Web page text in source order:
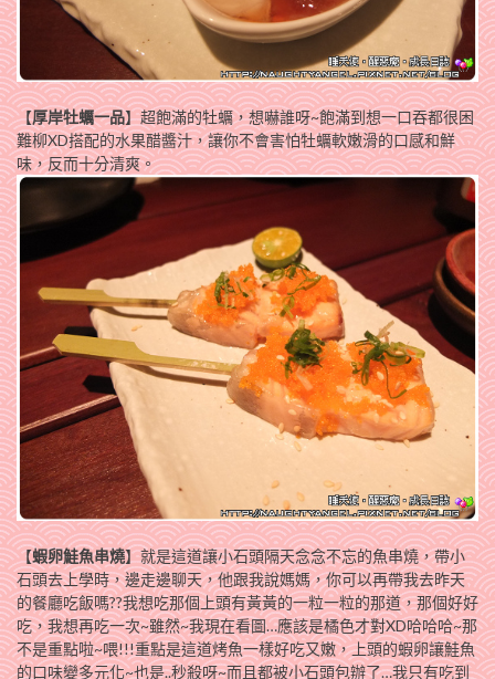
【厚岸牡蠣一品】超飽滿的牡蠣，想嚇誰呀~飽滿到想一口吞都很困
難柳XD搭配的水果醋醬汁，讓你不會害怕牡蠣軟嫩滑的口感和鮮
味，反而十分清爽。
【蝦卵鮭魚串燒】就是這道讓小石頭隔天念念不忘的魚串燒，帶小
石頭去上學時，邊走邊聊天，他跟我說媽媽，你可以再帶我去昨天
的餐廳吃飯嗎??我想吃那個上頭有黃黃的一粒一粒的那道，那個好好
吃，我想再吃一次~雖然~我現在看圖…應該是橘色才對XD哈哈哈~那
不是重點啦~喂!!!重點是這道烤魚一樣好吃又嫩，上頭的蝦卵讓鮭魚
的口味變多元化~也是..秒殺呀~而且都被小石頭包辦了…我只有吃到